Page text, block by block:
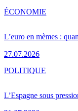
L’euro en mèmes :
27.07.2026
ÉCONOMIE
L’Espagne sous
POLITIQUE